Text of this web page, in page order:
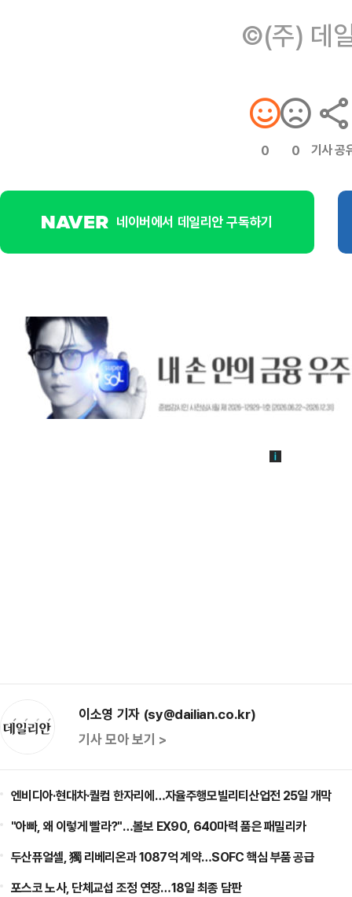
©(주) 데
0 0 기사 공
네이버에서 데일리안 구독하기
이소영 기자 (sy@dailian.co.kr)
기사 모아 보기 >
엔비디아·현대차·퀄컴 한자리에…자율주행모빌리티산업전 25일 개막
"아빠, 왜 이렇게 빨라?"…볼보 EX90, 640마력 품은 패밀리카
두산퓨얼셀, 獨 리베리온과 1087억 계약…SOFC 핵심 부품 공급
포스코 노사, 단체교섭 조정 연장…18일 최종 담판